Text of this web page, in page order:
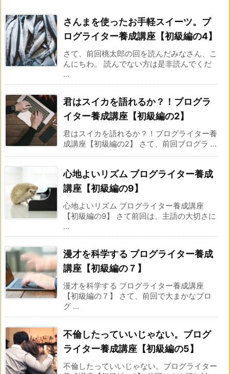
さんまを使ったお手軽スイーツ。ブ
ログライター養成講座【初級編の4】
さて、前回桃太郎の回を読んだみなさん、こ
んにちわ。 読んでない方は是非読んでくだ
...
君はスイカを語れるか？！ブログラ
イター養成講座【初級編の2】
君はスイカを語れるか？！ブログライター養
成講座【初級編の2】 さて、前回ブログラ ...
心地よいリズム ブログライター養成
講座【初級編の9】
心地よいリズム ブログライター養成講座
【初級編の9】 さて前回は、主語の大切さに
...
漫才を科学する ブログライター養成
講座【初級編の７】
漫才を科学する ブログライター養成講座
【初級編の７】 さて、前回で大まかなブロ
グ ...
不倫したっていいじゃない。ブログ
ライター養成講座【初級編の5】
不倫したっていいじゃない。ブログライター